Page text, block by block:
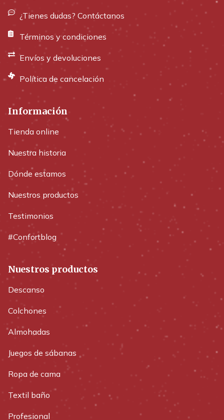
¿Tienes dudas? Contáctanos
Términos y condiciones
Envíos y devoluciones
Política de cancelación
Información
Tienda online
Nuestra historia
Dónde estamos
Nuestros productos
Testimonios
#Confortblog
Nuestros productos
Descanso
Colchones
Almohadas
Juegos de sábanas
Ropa de cama
Textil baño
Profesional